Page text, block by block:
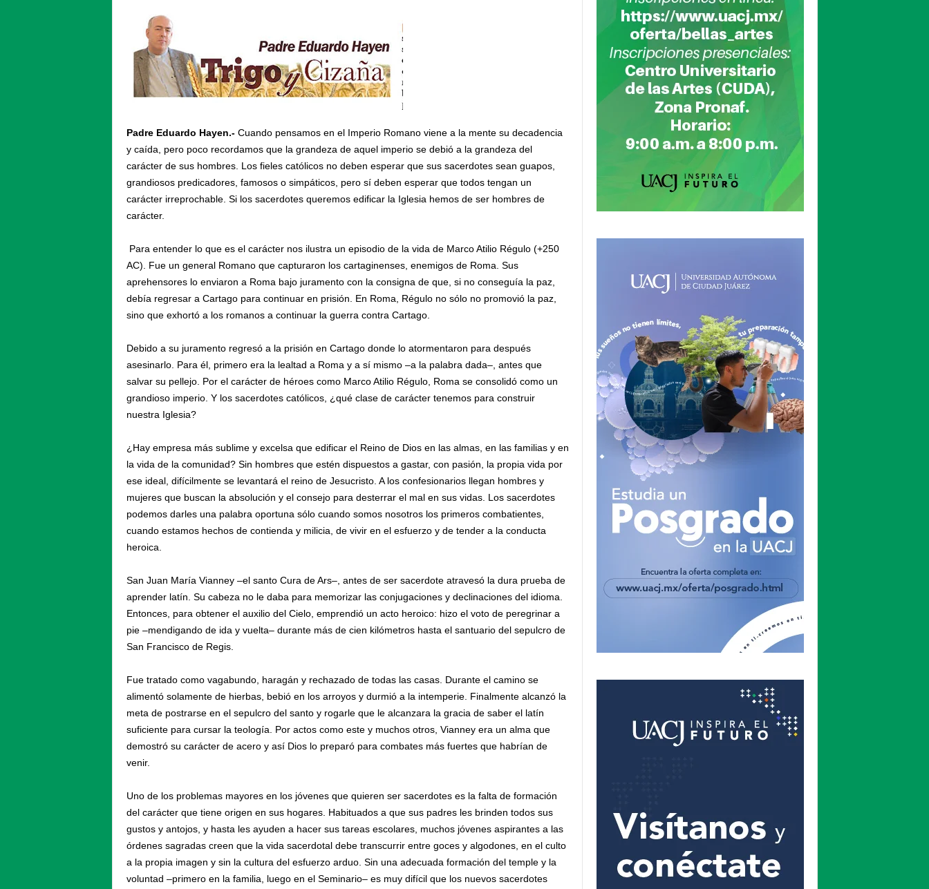
Padre Eduardo Hayen.- Cuando pensamos en el Imperio Romano viene a la mente su decadencia
y caída, pero poco recordamos que la grandeza de aquel imperio se debió a la grandeza del
carácter de sus hombres. Los fieles católicos no deben esperar que sus sacerdotes sean guapos,
grandiosos predicadores, famosos o simpáticos, pero sí deben esperar que todos tengan un
carácter irreprochable. Si los sacerdotes queremos edificar la Iglesia hemos de ser hombres de
carácter.
Para entender lo que es el carácter nos ilustra un episodio de la vida de Marco Atilio Régulo (+250
AC). Fue un general Romano que capturaron los cartaginenses, enemigos de Roma. Sus
aprehensores lo enviaron a Roma bajo juramento con la consigna de que, si no conseguía la paz,
debía regresar a Cartago para continuar en prisión. En Roma, Régulo no sólo no promovió la paz,
sino que exhortó a los romanos a continuar la guerra contra Cartago.
Debido a su juramento regresó a la prisión en Cartago donde lo atormentaron para después
asesinarlo. Para él, primero era la lealtad a Roma y a sí mismo –a la palabra dada–, antes que
salvar su pellejo. Por el carácter de héroes como Marco Atilio Régulo, Roma se consolidó como un
grandioso imperio. Y los sacerdotes católicos, ¿qué clase de carácter tenemos para construir
nuestra Iglesia?
¿Hay empresa más sublime y excelsa que edificar el Reino de Dios en las almas, en las familias y en
la vida de la comunidad? Sin hombres que estén dispuestos a gastar, con pasión, la propia vida por
ese ideal, difícilmente se levantará el reino de Jesucristo. A los confesionarios llegan hombres y
mujeres que buscan la absolución y el consejo para desterrar el mal en sus vidas. Los sacerdotes
podemos darles una palabra oportuna sólo cuando somos nosotros los primeros combatientes,
cuando estamos hechos de contienda y milicia, de vivir en el esfuerzo y de tender a la conducta
heroica.
San Juan María Vianney –el santo Cura de Ars–, antes de ser sacerdote atravesó la dura prueba de
aprender latín. Su cabeza no le daba para memorizar las conjugaciones y declinaciones del idioma.
Entonces, para obtener el auxilio del Cielo, emprendió un acto heroico: hizo el voto de peregrinar a
pie –mendigando de ida y vuelta– durante más de cien kilómetros hasta el santuario del sepulcro de
San Francisco de Regis.
Fue tratado como vagabundo, haragán y rechazado de todas las casas. Durante el camino se
alimentó solamente de hierbas, bebió en los arroyos y durmió a la intemperie. Finalmente alcanzó la
meta de postrarse en el sepulcro del santo y rogarle que le alcanzara la gracia de saber el latín
suficiente para cursar la teología. Por actos como este y muchos otros, Vianney era un alma que
demostró su carácter de acero y así Dios lo preparó para combates más fuertes que habrían de
venir.
Uno de los problemas mayores en los jóvenes que quieren ser sacerdotes es la falta de formación
del carácter que tiene origen en sus hogares. Habituados a que sus padres les brinden todos sus
gustos y antojos, y hasta les ayuden a hacer sus tareas escolares, muchos jóvenes aspirantes a las
órdenes sagradas creen que la vida sacerdotal debe transcurrir entre goces y algodones, en el culto
a la propia imagen y sin la cultura del esfuerzo arduo. Sin una adecuada formación del temple y la
voluntad –primero en la familia, luego en el Seminario– es muy difícil que los nuevos sacerdotes